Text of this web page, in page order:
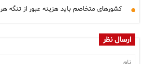
کشورهای متخاصم باید هزینه عبور از تنگه
ارسال نظر